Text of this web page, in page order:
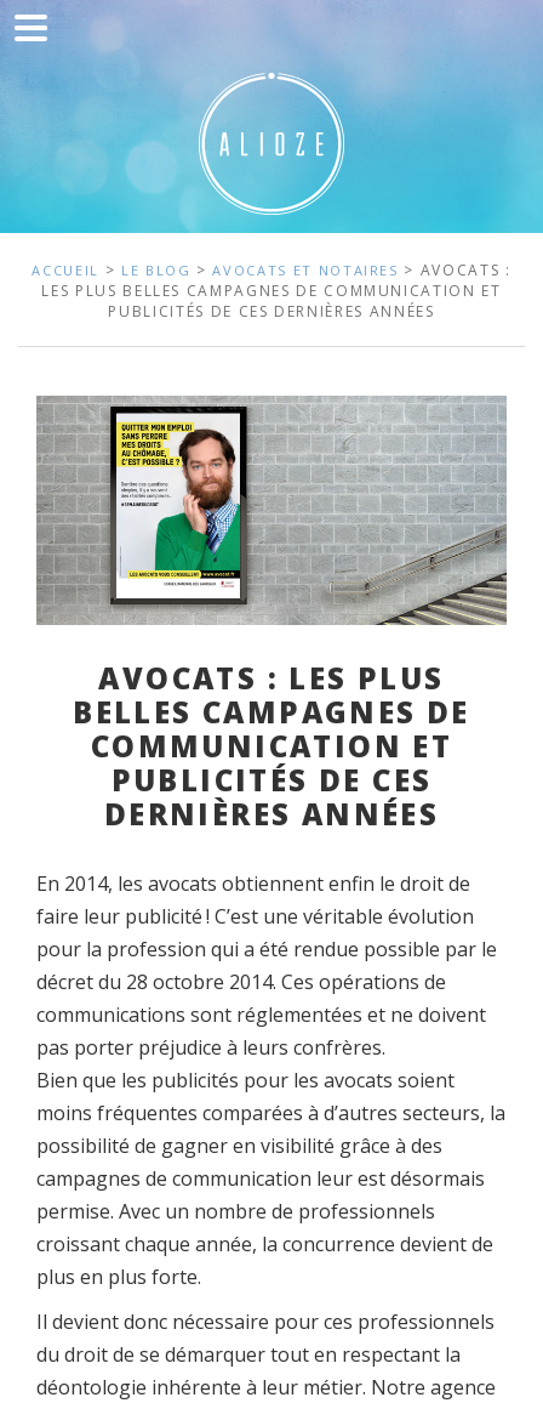
Accueil
Développement web
Acquisition de trafic
Clients
ACCUEIL > LE BLOG >AVOCATS ET NOTAIRES > AVOCATS :
LES PLUS BELLES CAMPAGNES DE COMMUNICATION ET
PUBLICITÉS DE CES DERNIÈRES ANNÉES
AVOCATS : LES PLUS
BELLES CAMPAGNES DE
COMMUNICATION ET
PUBLICITÉS DE CES
DERNIÈRES ANNÉES
En 2014, les avocats obtiennent enfin le droit de
faire leur publicité ! C’est une véritable évolution
pour la profession qui a été rendue possible par le
décret du 28 octobre 2014. Ces opérations de
communications sont réglementées et ne doivent
pas porter préjudice à leurs confrères.
Bien que les publicités pour les avocats soient
moins fréquentes comparées à d’autres secteurs, la
possibilité de gagner en visibilité grâce à des
campagnes de communication leur est désormais
permise. Avec un nombre de professionnels
croissant chaque année, la concurrence devient de
plus en plus forte.
Il devient donc nécessaire pour ces professionnels
du droit de se démarquer tout en respectant la
déontologie inhérente à leur métier. Notre agence